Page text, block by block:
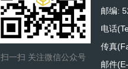
扫一扫 关注微信公众号
邮编:
电话
传真
邮件